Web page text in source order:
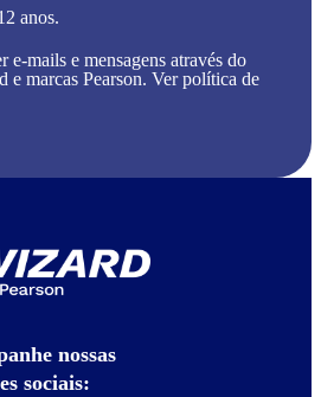
anos.
e-mails e mensagens através do
e marcas Pearson. Ver política de
nossas
sociais: